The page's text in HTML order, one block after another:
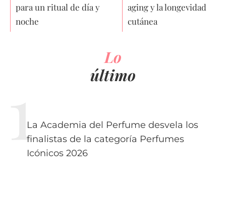
para un ritual de día y
noche
aging y la longevidad
cutánea
Lo
último
La Academia del Perfume desvela los
finalistas de la categoría Perfumes
Icónicos 2026